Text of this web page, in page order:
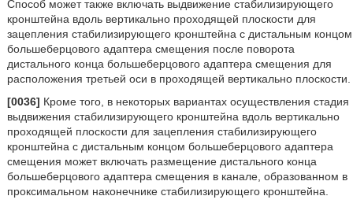
Способ может также включать выдвижение стабилизирующего
кронштейна вдоль вертикально проходящей плоскости для
зацепления стабилизирующего кронштейна с дистальным концом
большеберцового адаптера смещения после поворота
дистального конца большеберцового адаптера смещения для
расположения третьей оси в проходящей вертикально плоскости.
[0036] Кроме того, в некоторых вариантах осуществления стадия
выдвижения стабилизирующего кронштейна вдоль вертикально
проходящей плоскости для зацепления стабилизирующего
кронштейна с дистальным концом большеберцового адаптера
смещения может включать размещение дистального конца
большеберцового адаптера смещения в канале, образованном в
проксимальном наконечнике стабилизирующего кронштейна.